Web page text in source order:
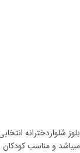
بلوز شلواردخترانه
میباشد و مناسب کودکان 9تا 13است.